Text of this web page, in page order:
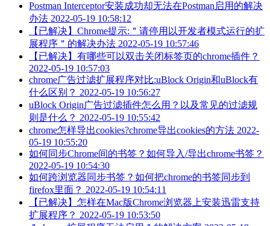
Postman Interceptor安装成功却无法在Postman启用的解决
办法 2022-05-19 10:58:12
【已解决】Chrome提示:＂请停用以开发者模式运行的扩
展程序＂的解决办法 2022-05-19 10:57:46
【已解决】有哪些可以双击关闭标签页的chrome插件？
2022-05-19 10:57:03
chrome广告过滤扩展程序对比:uBlock Origin和uBlock有
什么区别？ 2022-05-19 10:56:27
uBlock Origin广告过滤插件怎么用？以及常见的过滤规
则是什么？ 2022-05-19 10:55:42
chrome怎样导出cookies?chrome导出cookies的方法 2022-
05-19 10:55:20
如何同步Chrome间的书签？如何导入/导出chrome书签？
2022-05-19 10:54:30
如何跨浏览器同步书签？如何把chrome的书签同步到
firefox里面？ 2022-05-19 10:54:11
【已解决】怎样在Mac版Chrome浏览器上安装迅雷支持
扩展程序？ 2022-05-19 10:53:50